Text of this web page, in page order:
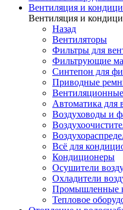
Вентиляция и
Вентиляция и
Назад
Вентиляторы
Фильтры для
Фильтрующие
Синтепон для
Приводные
Автоматика для
Воздуховоды и
Всё для
Кондиционеры
Осушители
Охладители
Промышленные
Тепловое